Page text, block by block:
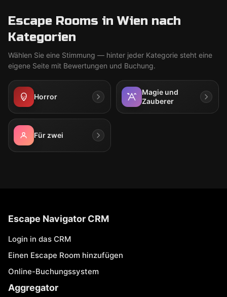
Escape Rooms in Wien nach
Kategorien
Wählen Sie eine Stimmung — hinter jeder Kategorie steht eine
eigene Seite mit Bewertungen und Buchung.
Horror
Magie und
Zauberer
Für zwei
Escape Navigator CRM
Login in das CRM
Einen Escape Room hinzufügen
Online-Buchungssystem
Aggregator